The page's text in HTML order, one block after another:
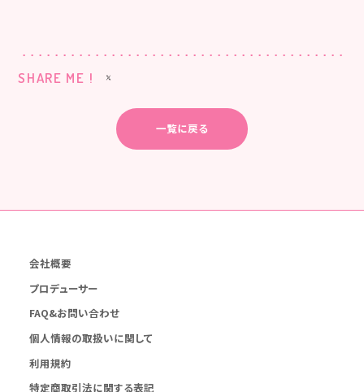
SHARE ME !
一覧に戻る
会社概要
プロデューサー
FAQ&お問い合わせ
個人情報の取扱いに関して
利用規約
特定商取引法に関する表記